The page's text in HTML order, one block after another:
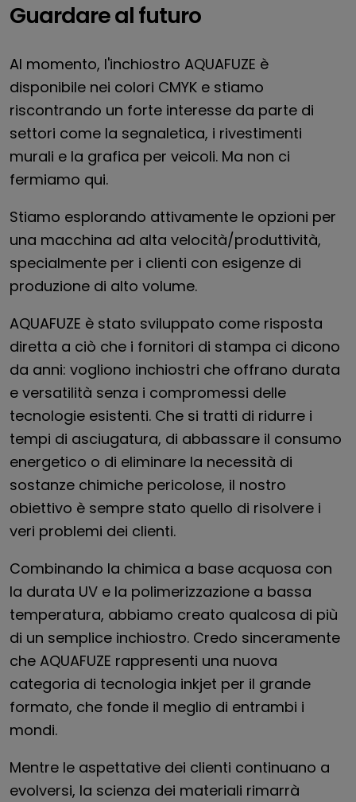
Guardare al futuro
Al momento, l'inchiostro AQUAFUZE è
disponibile nei colori CMYK e stiamo
riscontrando un forte interesse da parte di
settori come la segnaletica, i rivestimenti
murali e la grafica per veicoli. Ma non ci
fermiamo qui.
Stiamo esplorando attivamente le opzioni per
una macchina ad alta velocità/produttività,
specialmente per i clienti con esigenze di
produzione di alto volume.
AQUAFUZE è stato sviluppato come risposta
diretta a ciò che i fornitori di stampa ci dicono
da anni: vogliono inchiostri che offrano durata
e versatilità senza i compromessi delle
tecnologie esistenti. Che si tratti di ridurre i
tempi di asciugatura, di abbassare il consumo
energetico o di eliminare la necessità di
sostanze chimiche pericolose, il nostro
obiettivo è sempre stato quello di risolvere i
veri problemi dei clienti.
Combinando la chimica a base acquosa con
la durata UV e la polimerizzazione a bassa
temperatura, abbiamo creato qualcosa di più
di un semplice inchiostro. Credo sinceramente
che AQUAFUZE rappresenti una nuova
categoria di tecnologia inkjet per il grande
formato, che fonde il meglio di entrambi i
mondi.
Mentre le aspettative dei clienti continuano a
evolversi, la scienza dei materiali rimarrà